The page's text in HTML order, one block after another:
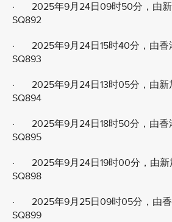
· 2025年9月24日09时50分，由新
SQ892
· 2025年9月24日15时40分，由香
SQ893
· 2025年9月24日13时05分，由新
SQ894
· 2025年9月24日18时50分，由香
SQ895
· 2025年9月24日19时00分，由新
SQ898
· 2025年9月25日09时05分，由香
SQ899